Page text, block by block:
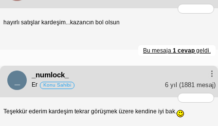
hayırlı satışlar kardeşim...kazancın bol olsun
Bu mesaja 1 cevap geldi.
_numlock_
6 yıl (1881 mesaj)
Er Konu Sahibi
Teşekkür ederim kardeşim tekrar görüşmek üzere kendine iyi bak.